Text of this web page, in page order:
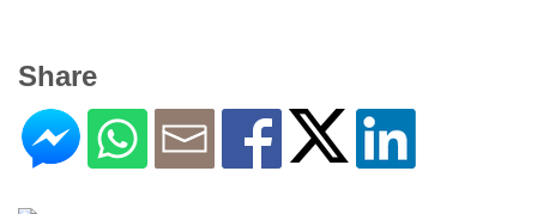
Share